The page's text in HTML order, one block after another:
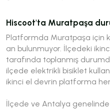
Hiscoot'ta Muratpaşa
Platformda Muratpaşa için
an bulunmuyor. İlçedeki
tarafında toplanmış
ilçede elektrikli bisiklet
ikinci el devrin platforma
İlçede ve Antalya genelinde